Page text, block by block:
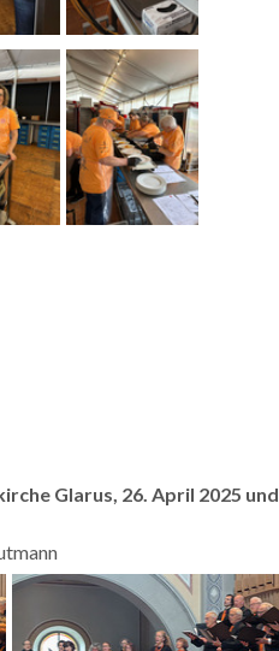
Glarus, 26. April 2025 und